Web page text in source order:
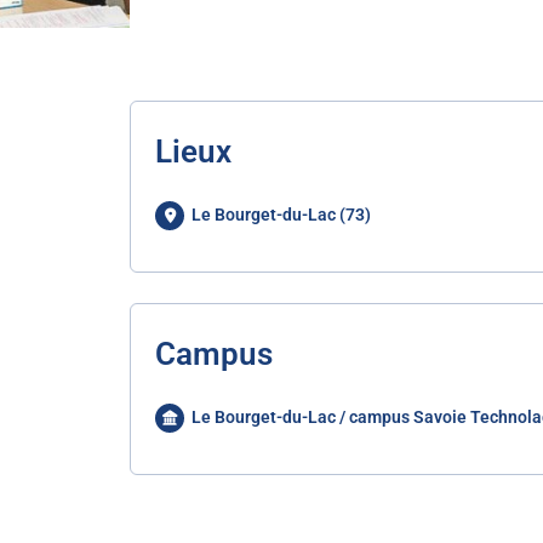
Lieux
Le Bourget-du-Lac (73)
Campus
Le Bourget-du-Lac / campus Savoie